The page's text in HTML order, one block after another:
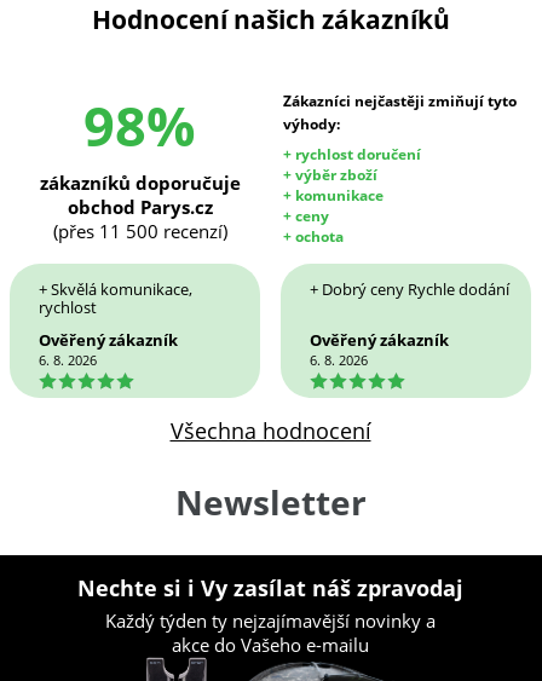
Hodnocení našich zákazníků
98%
Zákazníci nejčastěji zmiňují tyto
výhody:
+ rychlost doručení
+ výběr zboží
+ komunikace
+ ceny
+ ochota
zákazníků doporučuje
obchod Parys.cz
(přes 11 500 recenzí)
+ Skvělá komunikace,
rychlost
Ověřený zákazník
6. 8. 2026
5
+ Dobrý ceny Rychle dodání
Ověřený zákazník
6. 8. 2026
5
Všechna hodnocení
Newsletter
Nechte si i Vy zasílat náš zpravodaj
Každý týden ty nejzajímavější novinky a
akce do Vašeho e-mailu